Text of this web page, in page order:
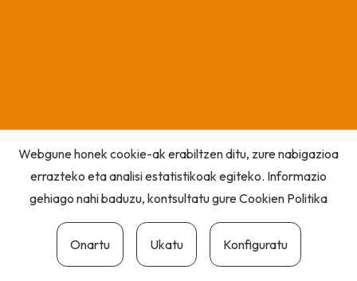
Webgune honek cookie-ak erabiltzen ditu, zure nabigazioa
errazteko eta analisi estatistikoak egiteko. Informazio
gehiago nahi baduzu, kontsultatu gureCookien Politika
Onartu Ukatu Konfiguratu